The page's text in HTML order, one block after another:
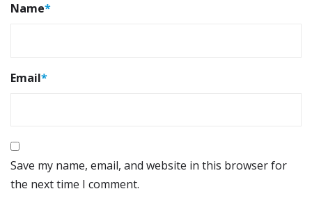
Name*
Email*
Save my name, email, and website in this browser for
the next time I comment.